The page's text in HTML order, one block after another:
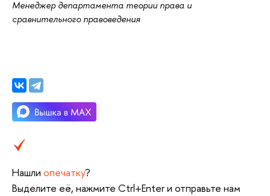
Менеджер департамента теории права и
сравнительного правоведения
Нашли опечатку?
Выделите её, нажмите Ctrl+Enter и отправьте нам